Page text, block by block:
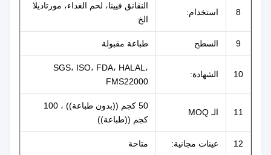
8 استخدام:
النقانق فيينا، لحم الغداء، مورتاديلا
الخ
9 السطح طباعة مقبولة
10 الشهادة:
SGS، ISO، FDA، HALAL،
FMS22000
11 الـ MOQ
50 كجم ((بدون طباعة)) ، 100
كجم ((طباعة))
12 عينات مجانية: متاحة